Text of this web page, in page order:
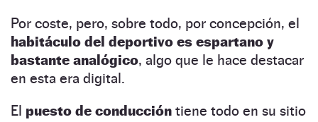
Por coste, pero, sobre todo, por concepción, el
habitáculo del deportivo es espartano y
bastante analógico, algo que le hace destacar
en esta era digital.
El puesto de conducción tiene todo en su sitio